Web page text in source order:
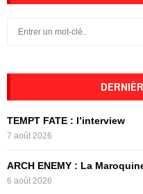
o
r
TEMPT FATE : l’interview
7 août 2026
ARCH ENEMY : La
6 août 2026